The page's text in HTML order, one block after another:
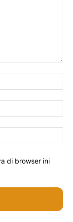
di browser ini